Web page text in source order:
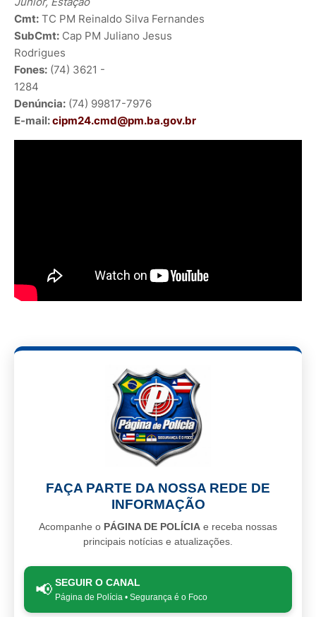
Cmt: TC PM Reinaldo Silva Fernandes
SubCmt: Cap PM Juliano Jesus
Rodrigues
Fones: (74) 3621 -
1284
Denúncia: (74) 99817-7976
E-mail:cipm24.cmd@pm.ba.gov.br
FAÇA PARTE DA NOSSA REDE DE
INFORMAÇÃO
Acompanhe o PÁGINA DE POLÍCIA e receba nossas
principais notícias e atualizações.
📢 SEGUIR O CANAL
Página de Polícia • Segurança é o Foco